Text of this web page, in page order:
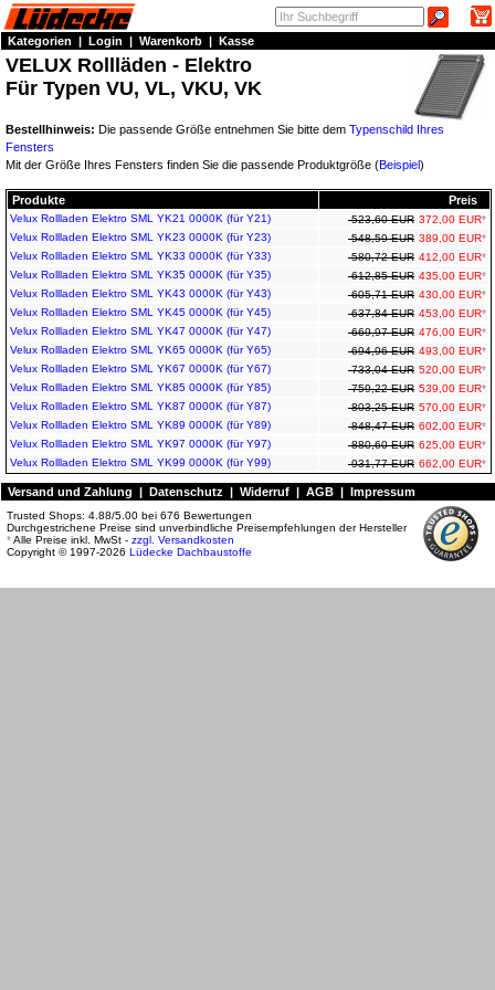
Kategorien | Login | Warenkorb | Kasse
VELUX Rollläden - Elektro
Für Typen VU, VL, VKU, VK
Bestellhinweis: Die passende Größe entnehmen Sie bitte dem Typenschild Ihres
Fensters
Mit der Größe Ihres Fensters finden Sie die passende Produktgröße (Beispiel)
Produkte Preis
Velux Rollladen Elektro SML YK21 0000K (für Y21) 523,60 EUR 372,00 EUR*
Velux Rollladen Elektro SML YK23 0000K (für Y23)
548,59 EUR 389,00 EUR*
Velux Rollladen Elektro SML YK33 0000K (für Y33)
580,72 EUR 412,00 EUR*
Velux Rollladen Elektro SML YK35 0000K (für Y35)
612,85 EUR 435,00 EUR*
Velux Rollladen Elektro SML YK43 0000K (für Y43)
605,71 EUR 430,00 EUR*
Velux Rollladen Elektro SML YK45 0000K (für Y45)
637,84 EUR 453,00 EUR*
Velux Rollladen Elektro SML YK47 0000K (für Y47)
669,97 EUR 476,00 EUR*
Velux Rollladen Elektro SML YK65 0000K (für Y65)
694,96 EUR 493,00 EUR*
Velux Rollladen Elektro SML YK67 0000K (für Y67)
733,04 EUR 520,00 EUR*
Velux Rollladen Elektro SML YK85 0000K (für Y85)
759,22 EUR 539,00 EUR*
Velux Rollladen Elektro SML YK87 0000K (für Y87)
803,25 EUR 570,00 EUR*
Velux Rollladen Elektro SML YK89 0000K (für Y89)
848,47 EUR 602,00 EUR*
Velux Rollladen Elektro SML YK97 0000K (für Y97)
880,60 EUR 625,00 EUR*
Velux Rollladen Elektro SML YK99 0000K (für Y99)
931,77 EUR 662,00 EUR*
Versand und Zahlung | Datenschutz | Widerruf | AGB | Impressum
Trusted Shops: 4.88/5.00 bei 676 Bewertungen
Durchgestrichene Preise sind unverbindliche Preisempfehlungen der Hersteller
*Alle Preise inkl. MwSt - zzgl. Versandkosten
Copyright © 1997-2026 Lüdecke Dachbaustoffe